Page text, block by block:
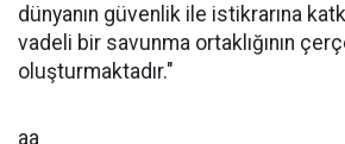
dünyanın güvenlik ile istikrarına
vadeli bir savunma ortaklığının
oluşturmaktadır."
aa